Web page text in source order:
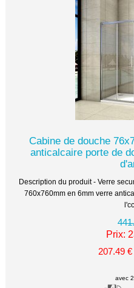
Cabine de douche
anticalcaire porte de
Description du produit - Verre securit et transparent - Cabine de douche
760x760mm en 6mm verre
Prix:
207.49